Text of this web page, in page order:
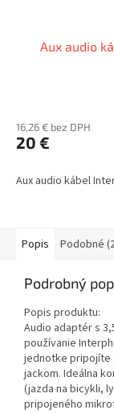
Aux audio
16,26 € bez DPH
20 €
Aux audio kábel
Popis Podobné
Podrobný
Popis produktu:
Audio adaptér s
používanie
jednotke pripojíte
jackom. Ideálna
(jazda na bicykli,
pripojeného